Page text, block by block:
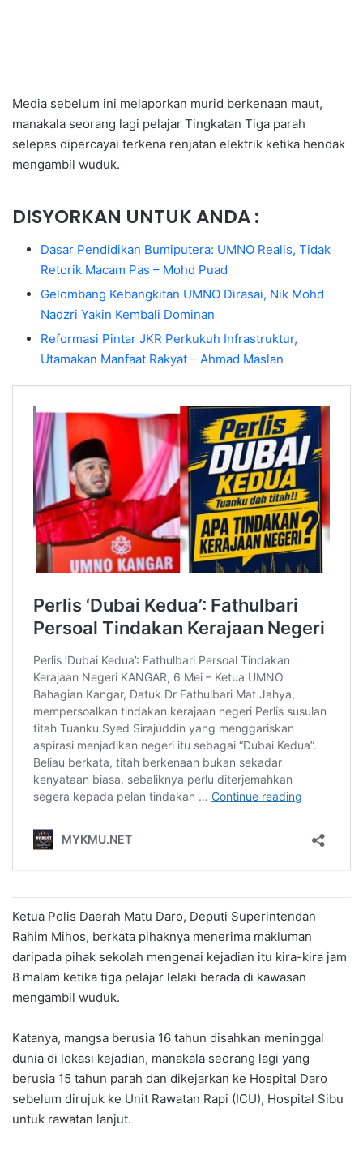
Media sebelum ini melaporkan murid berkenaan maut,
manakala seorang lagi pelajar Tingkatan Tiga parah
selepas dipercayai terkena renjatan elektrik ketika hendak
mengambil wuduk.
DISYORKAN UNTUK ANDA :
Dasar Pendidikan Bumiputera: UMNO Realis, Tidak
Retorik Macam Pas – Mohd Puad
Gelombang Kebangkitan UMNO Dirasai, Nik Mohd
Nadzri Yakin Kembali Dominan
Reformasi Pintar JKR Perkukuh Infrastruktur,
Utamakan Manfaat Rakyat – Ahmad Maslan
Ketua Polis Daerah Matu Daro, Deputi Superintendan
Rahim Mihos, berkata pihaknya menerima makluman
daripada pihak sekolah mengenai kejadian itu kira-kira jam
8 malam ketika tiga pelajar lelaki berada di kawasan
mengambil wuduk.
Katanya, mangsa berusia 16 tahun disahkan meninggal
dunia di lokasi kejadian, manakala seorang lagi yang
berusia 15 tahun parah dan dikejarkan ke Hospital Daro
sebelum dirujuk ke Unit Rawatan Rapi (ICU), Hospital Sibu
untuk rawatan lanjut.